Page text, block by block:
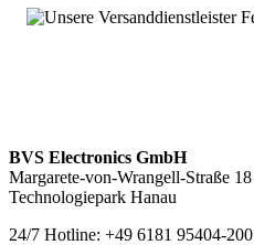
BVS Electronics GmbH
Margarete-von-Wrangell-Straße 18
Technologiepark Hanau
24/7 Hotline: +49 6181 95404-200